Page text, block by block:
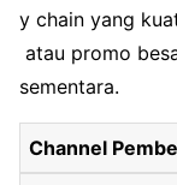
y chain yang
atau promo
sementara.
Channel